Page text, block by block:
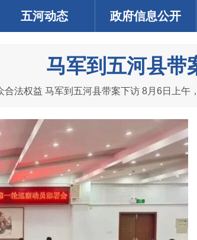
五河动态 政府信息公开
马军到五河县带